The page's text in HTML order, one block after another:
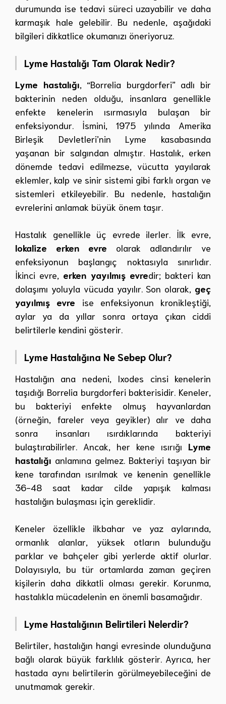
durumunda ise tedavi süreci uzayabilir ve daha
karmaşık hale gelebilir. Bu nedenle, aşağıdaki
bilgileri dikkatlice okumanızı öneriyoruz.
Lyme Hastalığı Tam Olarak Nedir?
Lyme hastalığı, “Borrelia burgdorferi” adlı bir
bakterinin neden olduğu, insanlara genellikle
enfekte kenelerin ısırmasıyla bulaşan bir
enfeksiyondur. İsmini, 1975 yılında Amerika
Birleşik Devletleri’nin Lyme kasabasında
yaşanan bir salgından almıştır. Hastalık, erken
dönemde tedavi edilmezse, vücutta yayılarak
eklemler, kalp ve sinir sistemi gibi farklı organ ve
sistemleri etkileyebilir. Bu nedenle, hastalığın
evrelerini anlamak büyük önem taşır.
Hastalık genellikle üç evrede ilerler. İlk evre,
lokalize erken evre olarak adlandırılır ve
enfeksiyonun başlangıç noktasıyla sınırlıdır.
İkinci evre, erken yayılmış evredir; bakteri kan
dolaşımı yoluyla vücuda yayılır. Son olarak, geç
yayılmış evre ise enfeksiyonun kronikleştiği,
aylar ya da yıllar sonra ortaya çıkan ciddi
belirtilerle kendini gösterir.
Lyme Hastalığına Ne Sebep Olur?
Hastalığın ana nedeni, Ixodes cinsi kenelerin
taşıdığı Borrelia burgdorferi bakterisidir. Keneler,
bu bakteriyi enfekte olmuş hayvanlardan
(örneğin, fareler veya geyikler) alır ve daha
sonra insanları ısırdıklarında bakteriyi
bulaştırabilirler. Ancak, her kene ısırığı Lyme
hastalığı anlamına gelmez. Bakteriyi taşıyan bir
kene tarafından ısırılmak ve kenenin genellikle
36-48 saat kadar cilde yapışık kalması
hastalığın bulaşması için gereklidir.
Keneler özellikle ilkbahar ve yaz aylarında,
ormanlık alanlar, yüksek otların bulunduğu
parklar ve bahçeler gibi yerlerde aktif olurlar.
Dolayısıyla, bu tür ortamlarda zaman geçiren
kişilerin daha dikkatli olması gerekir. Korunma,
hastalıkla mücadelenin en önemli basamağıdır.
Lyme Hastalığının Belirtileri Nelerdir?
Belirtiler, hastalığın hangi evresinde olunduğuna
bağlı olarak büyük farklılık gösterir. Ayrıca, her
hastada aynı belirtilerin görülmeyebileceğini de
unutmamak gerekir.